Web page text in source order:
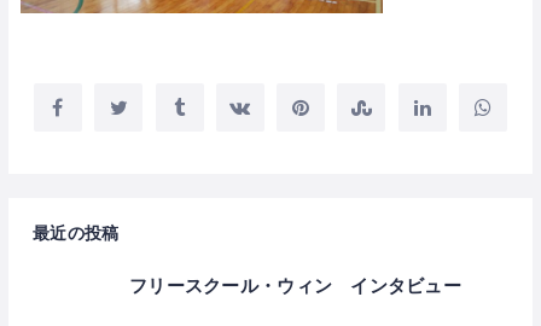
最近の投稿
フリースクール・ウィン インタビュー